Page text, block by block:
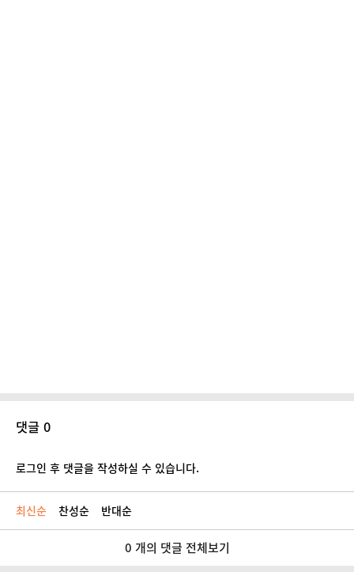
댓글 0
로그인 후 댓글을 작성하실 수 있습니다.
최신순 찬성순 반대순
0 개의 댓글 전체보기